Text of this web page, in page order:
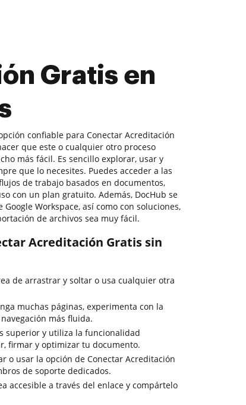
Gratis en
confiable para Conectar Acreditación
que este o cualquier otro proceso
más fácil. Es sencillo explorar, usar y
que lo necesites. Puedes acceder a las
de trabajo basados en documentos,
con un plan gratuito. Además, DocHub se
Workspace, así como con soluciones,
de archivos sea muy fácil.
Acreditación Gratis sin
de arrastrar y soltar o usa cualquier otra
muchas páginas, experimenta con la
más fluida.
superior y utiliza la funcionalidad
firmar y optimizar tu documento.
o usar la opción de Conectar Acreditación
de soporte dedicados.
accesible a través del enlace y compártelo